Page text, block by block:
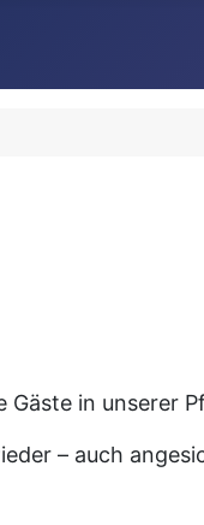
Gäste in unserer
– auch